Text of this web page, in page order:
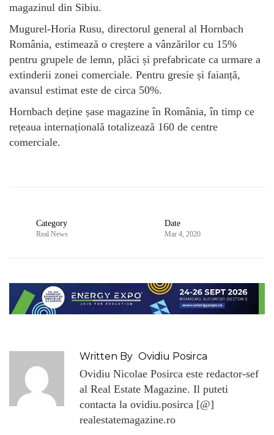
magazinul din Sibiu.
Mugurel-Horia Rusu, directorul general al Hornbach
România, estimează o creștere a vânzărilor cu 15%
pentru grupele de lemn, plăci și prefabricate ca urmare a
extinderii zonei comerciale. Pentru gresie și faianță,
avansul estimat este de circa 50%.
Hornbach deține șase magazine în România, în timp ce
rețeaua internațională totalizează 160 de centre
comerciale.
Category
Real News
Date
Mar 4, 2020
Written By Ovidiu Posirca
Ovidiu Nicolae Posirca este redactor-sef
al Real Estate Magazine. Il puteti
contacta la ovidiu.posirca [@]
realestatemagazine.ro